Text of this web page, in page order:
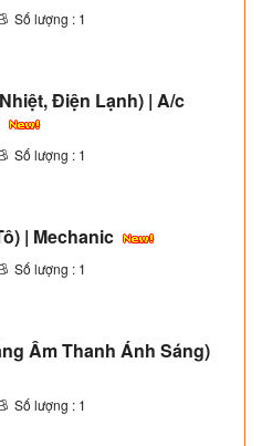
Số lượng : 1
Điện Lạnh) | A/c
Số lượng : 1
| Mechanic
Số lượng : 1
Âm Thanh Ánh Sáng)
Số lượng : 1